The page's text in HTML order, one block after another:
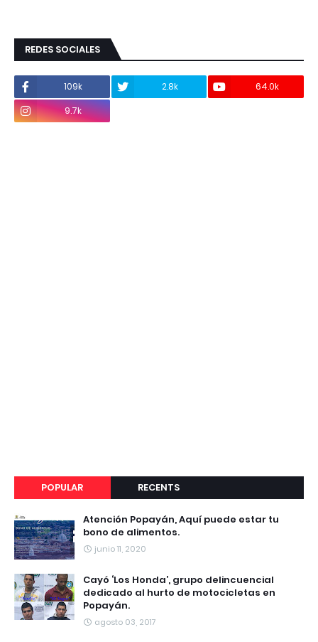
REDES SOCIALES
109k 2.8k
64.0k
9.7k
POPULAR RECENTS
Atención Popayán, Aquí puede estar tu
bono de alimentos.
junio 11, 2020
Cayó ‘Los Honda’, grupo delincuencial
dedicado al hurto de motocicletas en
Popayán.
agosto 03, 2017